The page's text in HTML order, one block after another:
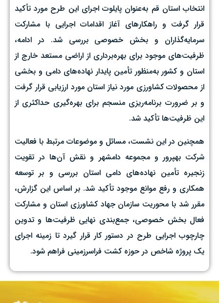
انتخاب استان قم به‌عنوان پایلوت اجرای این طرح مورد تأکید
قرار گرفت و راهکارهای آغاز اقدامات اجرایی با مشارکت
سرمایه‌گذاران و بخش خصوصی بررسی شد. در ادامه،
ظرفیت‌های موجود برای بهره‌برداری از اراضی مستعد خارج از
استان و کشور به‌منظور تأمین پایدار نهاده‌های دامی و بخشی
از محصولات کشاورزی مورد نیاز استان مورد ارزیابی قرار گرفت
و بر ضرورت برنامه‌ریزی منسجم برای بهره‌گیری حداکثری از
این ظرفیت‌ها تأکید شد.
همچنین در این نشست، مسائل و موضوعات مرتبط با فعالیت
شرکت بهپرور و مجموعه دامشهر و نقش آن‌ها در تقویت
زنجیره تأمین نهاده‌های دامی استان بررسی و بر توسعه
همکاری و رفع موانع موجود تأکید شد. بر اساس این گزارش،
مقرر شد با محوریت سازمان جهاد کشاورزی استان و مشارکت
فعال بخش خصوصی، جمع‌بندی نهایی ظرفیت‌ها و تدوین
چارچوب اجرایی طرح در دستور کار قرار گیرد تا زمینه اجرای
یک پروژه شاخص در حوزه کشت فراسرزمینی فراهم شود.